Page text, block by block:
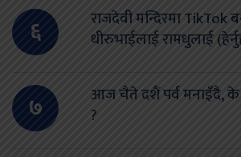
६
राजदेवी मन्दिरमा TikTok
धीरुभाईलाई रामधुलाई
७
आज चैते दशैं पर्व मनाइँदै,
?